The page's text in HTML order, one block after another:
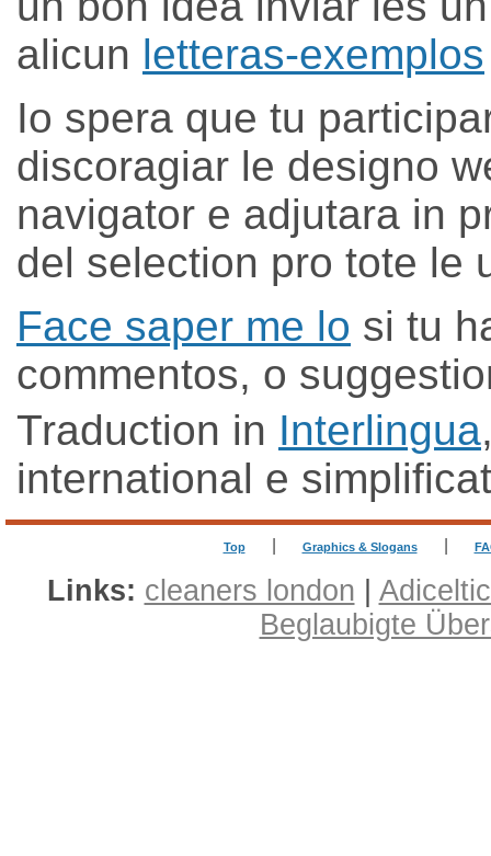
alicun letteras-exemplos
Io spera que tu
discoragiar le designo
navigator e adjutara in
del selection pro tote le
Face saper me lo si tu
commentos, o
Traduction in Interlingua
international e
Top Graphics & Slogans
Links: cleaners london
Beglaubigte